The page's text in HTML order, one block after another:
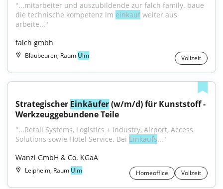
"...mitarbeiter und auszubildende zur falch family. baue
die technische kompetenz im einkauf weiter aus
arbeite..."
falch gmbh
Blaubeuren, Raum Ulm Vollzeit
Strategischer Einkäufer (w/m/d) für Kunststoff -
Werkzeuggebundene Teile
"...Retail Systems, Logistics + Industry, Airport, Access
Solutions sowie Hotel Service. Bei Einkaufs..."
Wanzl GmbH & Co. KGaA
Leipheim, Raum Ulm Homeoffice Vollzeit